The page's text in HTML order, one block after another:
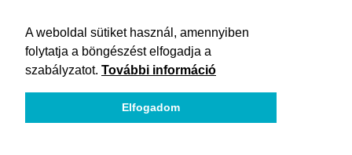
A weboldal sütiket használ, amennyiben
folytatja a böngészést elfogadja a
szabályzatot. További információ
Elfogadom